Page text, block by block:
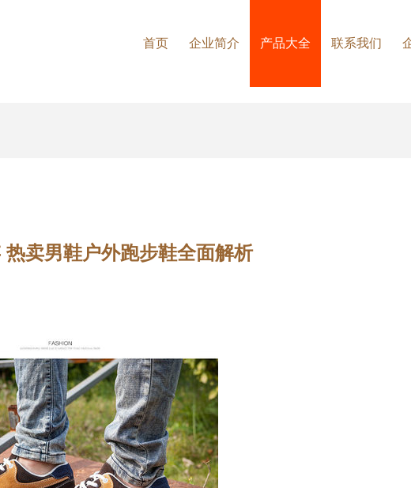
首页 企业简介 产品大全 联系我们
热卖男鞋户外跑步鞋全面解析